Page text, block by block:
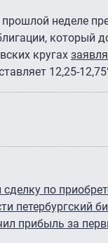
неделе
который
кругах
12,25-
по
петербургский
прибыль за